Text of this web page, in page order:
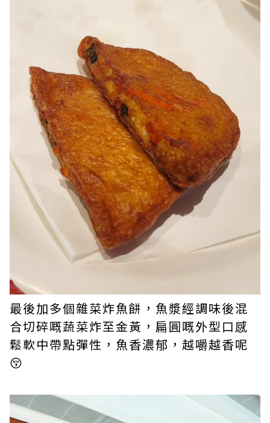
最後加多個雜菜炸魚餅，魚漿經調味後混
合切碎嘅蔬菜炸至金黃，扁圓嘅外型口感
鬆軟中帶點彈性，魚香濃郁，越嚼越香呢
😚